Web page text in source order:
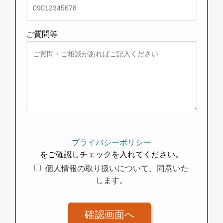
ご質問等
プライバシーポリシー
をご確認しチェックを入れてください。
個人情報の取り扱いについて、同意いた
します。